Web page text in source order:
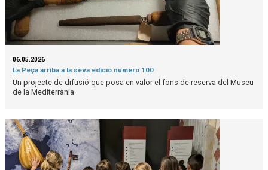
06.05.2026
La Peça arriba a la seva edició número 100
Un projecte de difusió que posa en valor el fons de reserva del Museu
de la Mediterrània